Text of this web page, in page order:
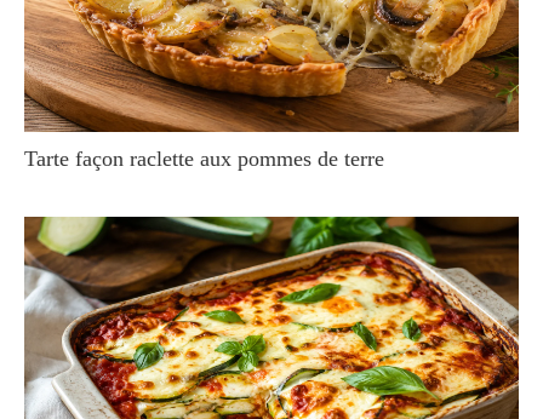
Tarte façon raclette aux pommes de terre